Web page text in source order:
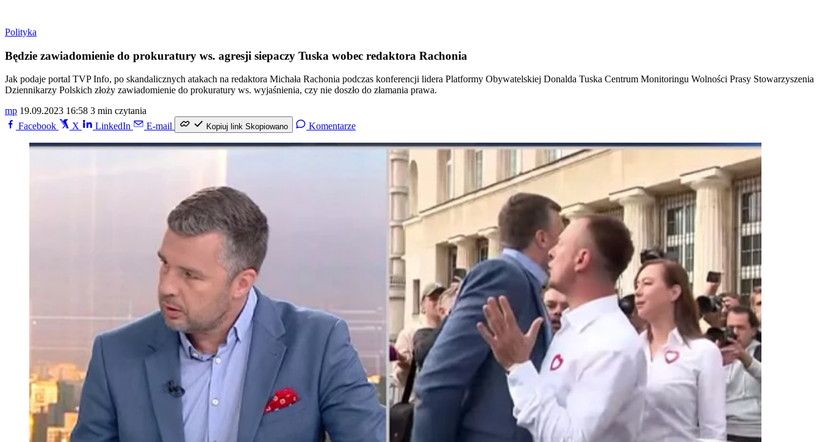
Polityka
Będzie zawiadomienie do prokuratury ws. agresji siepaczy Tuska wobec redaktora Rachonia
Jak podaje portal TVP Info, po skandalicznych atakach na redaktora Michała Rachonia podczas konferencji lidera Platformy Obywatelskiej Donalda Tuska Centrum Monitoringu Wolności Prasy Stowarzyszenia
Dziennikarzy Polskich złoży zawiadomienie do prokuratury ws. wyjaśnienia, czy nie doszło do złamania prawa.
mp 19.09.2023 16:58 3 min czytania
Facebook
X LinkedIn E-mail Kopiuj link Skopiowano Komentarze